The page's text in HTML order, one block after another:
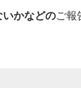
かなどのご報